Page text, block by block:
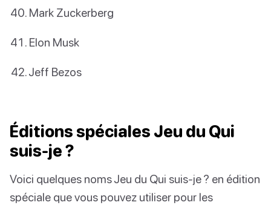
Mark Zuckerberg
Elon Musk
Jeff Bezos
Éditions spéciales Jeu du Qui
suis-je ?
Voici quelques noms Jeu du Qui suis-je ? en édition
spéciale que vous pouvez utiliser pour les